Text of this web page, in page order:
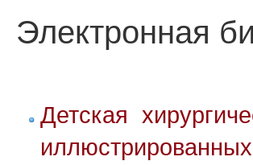
Электронная
Детская